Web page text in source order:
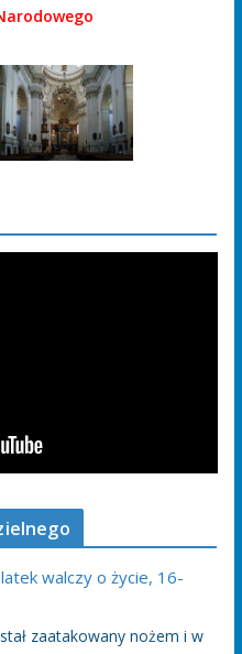
walczy o życie, 16-
zaatakowany nożem i w